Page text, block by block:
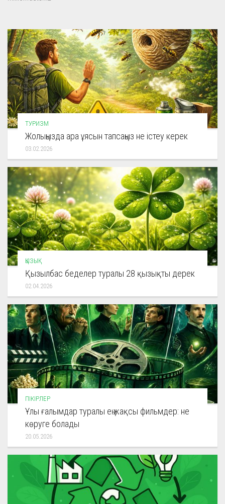
ТУРИЗМ
Жолыңызда ара ұясын тапсаңыз не істеу керек
03.02.2026
ҚЫЗЫҚ
Қызылбас беделер туралы 28 қызықты дерек
02.04.2026
ПІКІРЛЕР
Ұлы ғалымдар туралы ең жақсы фильмдер: не
көруге болады
20.05.2026